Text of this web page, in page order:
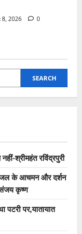
8, 2026 0
SEARCH
श्रीमहंत रविंद्रपुरी
जल के आचमन और दर्शन
संजय कृष्ण
पटरी पर,यातायात